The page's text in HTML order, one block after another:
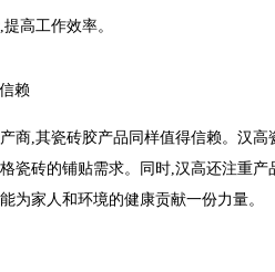
高工作效率。
赖
商,其瓷砖胶产品同样值得信赖。汉高
瓷砖的铺贴需求。同时,汉高还注重产
为家人和环境的健康贡献一份力量。